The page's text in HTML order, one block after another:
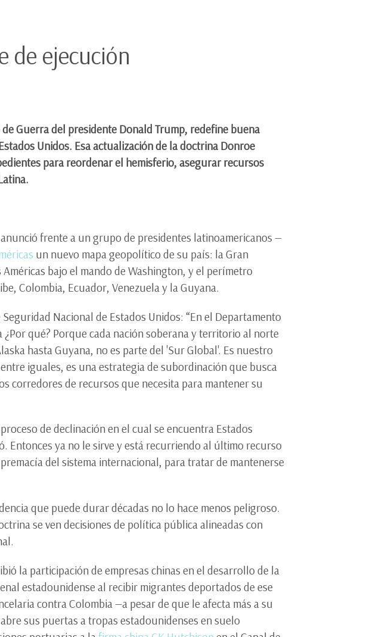
de ejecución
Guerra del presidente Donald Trump, redefine buena
Unidos. Esa actualización de la doctrina Donroe
para reordenar el hemisferio, asegurar recursos
frente a un grupo de presidentes latinoamericanos —
un nuevo mapa geopolítico de su país: la Gran
bajo el mando de Washington, y el perímetro
Colombia, Ecuador, Venezuela y la Guyana.
Nacional de Estados Unidos: “En el Departamento
qué? Porque cada nación soberana y territorio al norte
hasta Guyana, no es parte del 'Sur Global'. Es nuestro
iguales, es una estrategia de subordinación que busca
corredores de recursos que necesita para mantener su
de declinación en el cual se encuentra Estados
ya no le sirve y está recurriendo al último recurso
del sistema internacional, para tratar de mantenerse
que puede durar décadas no lo hace menos peligroso.
se ven decisiones de política pública alineadas con
la participación de empresas chinas en el desarrollo de la
estadounidense al recibir migrantes deportados de ese
contra Colombia —a pesar de que le afecta más a su
sus puertas a tropas estadounidenses en suelo